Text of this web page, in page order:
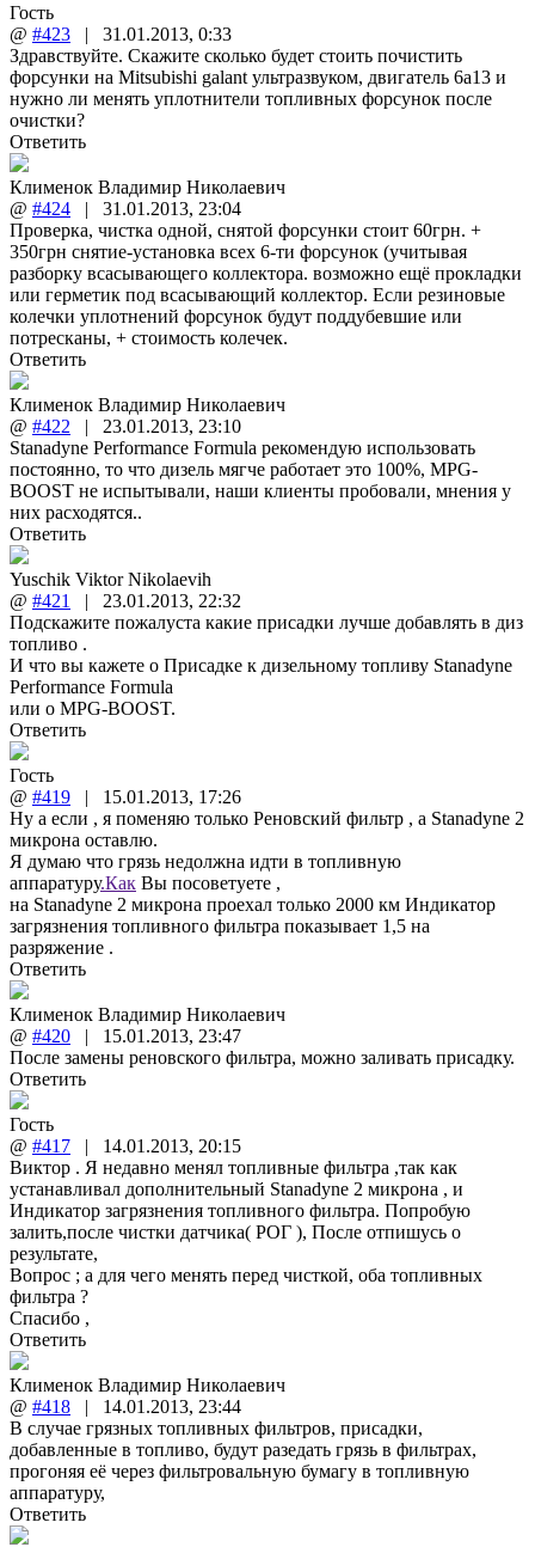
Гость
@ #423 | 31.01.2013, 0:33
Здравствуйте. Скажите сколько будет стоить почистить
форсунки на Mitsubishi galant ультразвуком, двигатель 6a13 и
нужно ли менять уплотнители топливных форсунок после
очистки?
Ответить
Клименок Владимир Николаевич
@ #424 | 31.01.2013, 23:04
Проверка, чистка одной, снятой форсунки стоит 60грн. +
350грн снятие-установка всех 6-ти форсунок (учитывая
разборку всасывающего коллектора. возможно ещё прокладки
или герметик под всасывающий коллектор. Если резиновые
колечки уплотнений форсунок будут поддубевшие или
потресканы, + стоимость колечек.
Ответить
Клименок Владимир Николаевич
@ #422 | 23.01.2013, 23:10
Stanadyne Performance Formula рекомендую использовать
постоянно, то что дизель мягче работает это 100%, MPG-
BOOST не испытывали, наши клиенты пробовали, мнения у
них расходятся..
Ответить
Yuschik Viktor Nikolaevih
@ #421 | 23.01.2013, 22:32
Подскажите пожалуста какие присадки лучше добавлять в диз
топливо .
И что вы кажете о Присадке к дизельному топливу Stanadyne
Performance Formula
или о MPG-BOOST.
Ответить
Гость
@ #419 | 15.01.2013, 17:26
Ну а если , я поменяю только Реновский фильтр , а Stanadyne 2
микрона оставлю.
Я думаю что грязь недолжна идти в топливную
аппаратуру.Как Вы посоветуете ,
на Stanadyne 2 микрона проехал только 2000 км Индикатор
загрязнения топливного фильтра показывает 1,5 на
разряжение .
Ответить
Клименок Владимир Николаевич
@ #420 | 15.01.2013, 23:47
После замены реновского фильтра, можно заливать присадку.
Ответить
Гость
@ #417 | 14.01.2013, 20:15
Виктор . Я недавно менял топливные фильтра ,так как
устанавливал дополнительный Stanadyne 2 микрона , и
Индикатор загрязнения топливного фильтра. Попробую
залить,после чистки датчика( РОГ ), После отпишусь о
результате,
Вопрос ; а для чего менять перед чисткой, оба топливных
фильтра ?
Спасибо ,
Ответить
Клименок Владимир Николаевич
@ #418 | 14.01.2013, 23:44
В случае грязных топливных фильтров, присадки,
добавленные в топливо, будут разедать грязь в фильтрах,
прогоняя её через фильтровальную бумагу в топливную
аппаратуру,
Ответить